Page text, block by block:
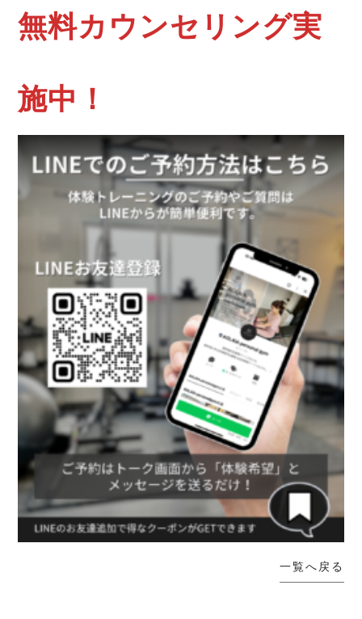
無料カウンセリング実
施中！
一覧へ戻る